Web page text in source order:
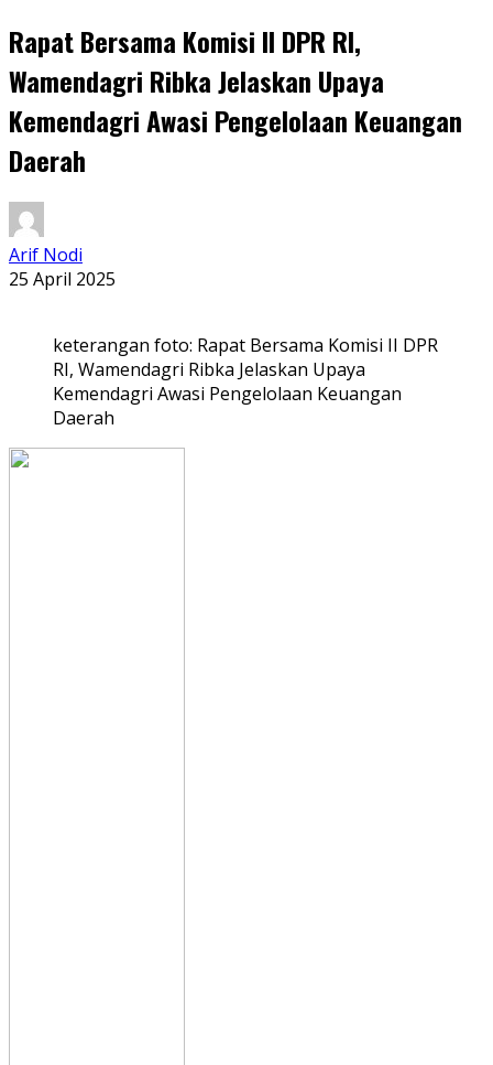
Rapat Bersama Komisi II DPR RI,
Wamendagri Ribka Jelaskan Upaya
Kemendagri Awasi Pengelolaan Keuangan
Daerah
Arif Nodi
25 April 2025
keterangan foto: Rapat Bersama Komisi II DPR
RI, Wamendagri Ribka Jelaskan Upaya
Kemendagri Awasi Pengelolaan Keuangan
Daerah